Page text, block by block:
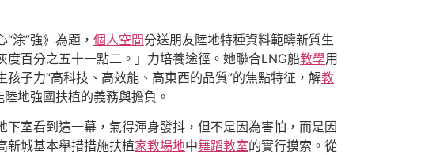
涂”強》為題， 個人空間分送朋友陸地特種資料範疇新質生
百分之五十一點二。」力培養途徑。她聯合LNG船教學用
子力“高科技、高效能、高東西的品質”的焦點特征，解教
地強國扶植的義務與擔負。
室看到這一幕，氣得渾身發抖，但不是因為害怕，而是因
新城基本舉措措施扶植家教場地中舞蹈教室的實行摸索。從